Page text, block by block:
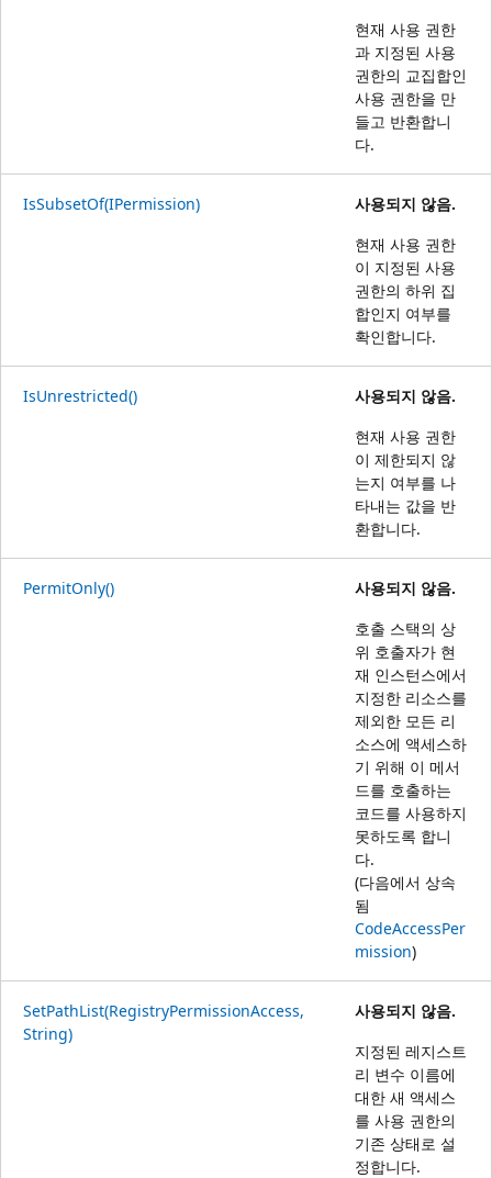
현재 사용 권한
과 지정된 사용
권한의 교집합인
사용 권한을 만
들고 반환합니
다.
IsSubsetOf(IPermission)
사용되지 않음.
현재 사용 권한
이 지정된 사용
권한의 하위 집
합인지 여부를
확인합니다.
IsUnrestricted()
사용되지 않음.
현재 사용 권한
이 제한되지 않
는지 여부를 나
타내는 값을 반
환합니다.
PermitOnly()
사용되지 않음.
호출 스택의 상
위 호출자가 현
재 인스턴스에서
지정한 리소스를
제외한 모든 리
소스에 액세스하
기 위해 이 메서
드를 호출하는
코드를 사용하지
못하도록 합니
다.
(다음에서 상속
됨
CodeAccessPer
mission)
SetPathList(RegistryPermissionAccess,
String)
사용되지 않음.
지정된 레지스트
리 변수 이름에
대한 새 액세스
를 사용 권한의
기존 상태로 설
정합니다.